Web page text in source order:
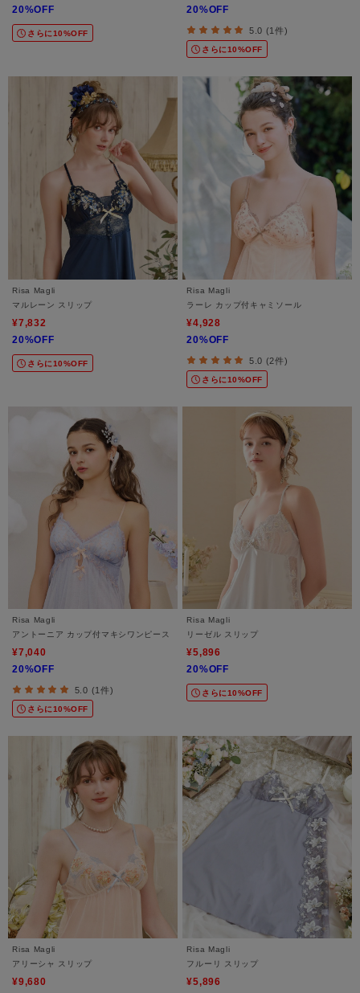
20%OFF
さらに10%OFF
20%OFF
5.0 (1件)
さらに10%OFF
Risa Magli
マルレーン スリップ
¥7,832
20%OFF
さらに10%OFF
Risa Magli
ラーレ カップ付キャミソール
¥4,928
20%OFF
5.0 (2件)
さらに10%OFF
Risa Magli
アントーニア カップ付マキシワンピース
¥7,040
20%OFF
5.0 (1件)
さらに10%OFF
Risa Magli
リーゼル スリップ
¥5,896
20%OFF
さらに10%OFF
Risa Magli
アリーシャ スリップ
¥9,680
Risa Magli
フルーリ スリップ
¥5,896